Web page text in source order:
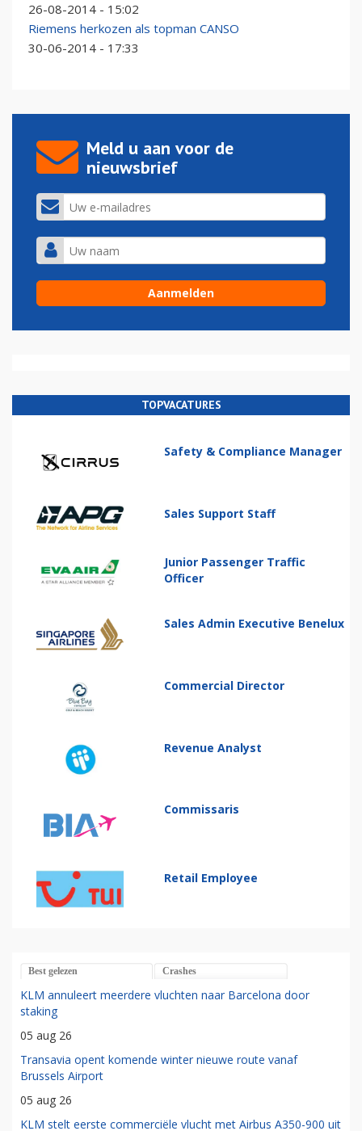
26-08-2014 - 15:02
Riemens herkozen als topman CANSO
30-06-2014 - 17:33
Meld u aan voor de
nieuwsbrief
TOPVACATURES
Safety & Compliance Manager
Sales Support Staff
Junior Passenger Traffic
Officer
Sales Admin Executive Benelux
Commercial Director
Revenue Analyst
Commissaris
Retail Employee
Best gelezen Crashes
KLM annuleert meerdere vluchten naar Barcelona door
staking
05 aug 26
Transavia opent komende winter nieuwe route vanaf
Brussels Airport
05 aug 26
KLM stelt eerste commerciële vlucht met Airbus A350-900 uit